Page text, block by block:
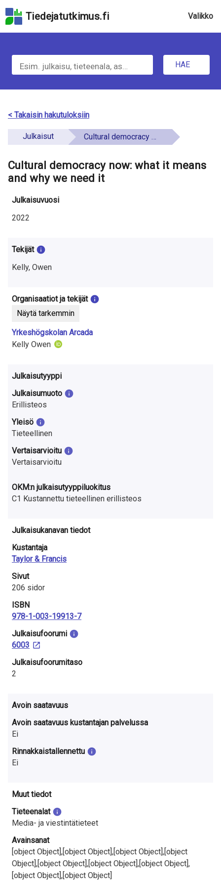
hakukenttään
pääsisältöön
Hyppää
saavutettavuusselosteeseen
Tiedejatutkimus.fi Valikko
e
H
a
e
t
t
o
a
t
u
t
i
m
u
s
e
s
t
a
S
u
o
m
e
s
s
a
HAE
< Takaisin hakutuloksiin
Julkaisut Cultural democracy now: what it means and why we need it
Cultural democracy now: what it means
and why we need it
Julkaisuvuosi
2022
Tekijät
Kelly, Owen
Organisaatiot ja tekijät
Näytä tarkemmin
Yrkeshögskolan Arcada
Kelly Owen
Julkaisutyyppi
Julkaisumuoto
Erillisteos
Yleisö
Tieteellinen
Vertaisarvioitu
Vertaisarvioitu
OKM:n julkaisutyyppiluokitus
C1 Kustannettu tieteellinen erillisteos
Julkaisukanavan tiedot
Kustantaja
Taylor & Francis
Sivut
206 sidor
ISBN
978-1-003-19913-7
Julkaisu­foorumi
6003
Julkaisufoorumitaso
2
Avoin saatavuus
Avoin saatavuus kustantajan palvelussa
Ei
Rinnakkaistallennettu
Ei
Muut tiedot
Tieteenalat
Media- ja viestintätieteet
Avainsanat
[object Object],[object Object],[object Object],[object
Object],[object Object],[object Object],[object Object],
[object Object],[object Object]